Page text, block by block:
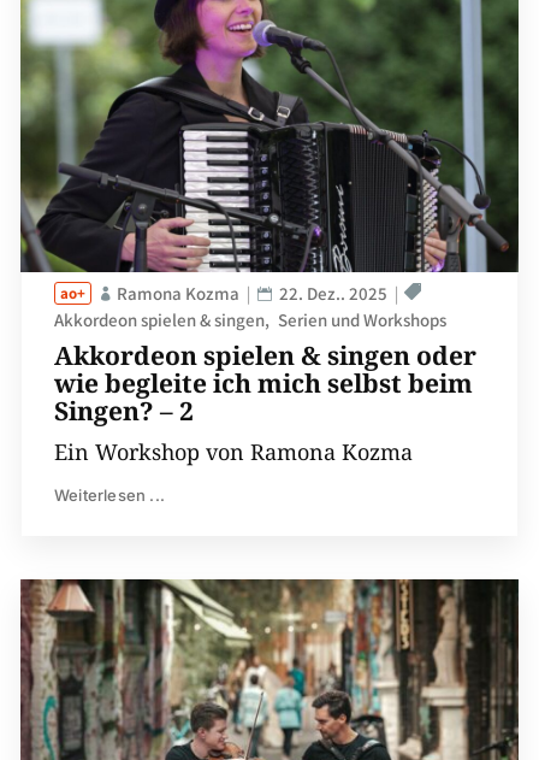
Akkordeon spielen & singen oder
wie begleite ich mich selbst beim
Singen? – 2
Ramona Kozma
22. Dez.. 2025
Akkordeon spielen & singen
Serien und Workshops
Ein Workshop von Ramona Kozma
Weiterlesen ...